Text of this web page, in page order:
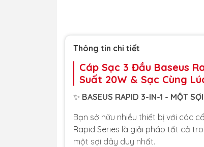
Thông tin chi tiết
Cáp Sạc 3 Đầu Baseus
Suất 20W & Sạc Cùng
✨ BASEUS RAPID 3-IN-1 - MỘT
Bạn sở hữu nhiều thiết bị với các
Rapid Series là giải pháp tất cả
một sợi dây duy nhất.